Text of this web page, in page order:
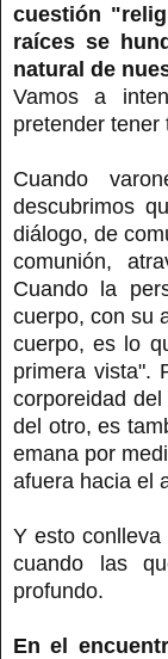
cuestión
raíces se
natural de
Vamos a
pretender tener
Cuando
descubrimos
diálogo, de
comunión,
Cuando la
cuerpo, con su
cuerpo, es lo
primera vista".
corporeidad
del otro, es
emana por
afuera hacia el
Y esto
cuando las
profundo.
En el